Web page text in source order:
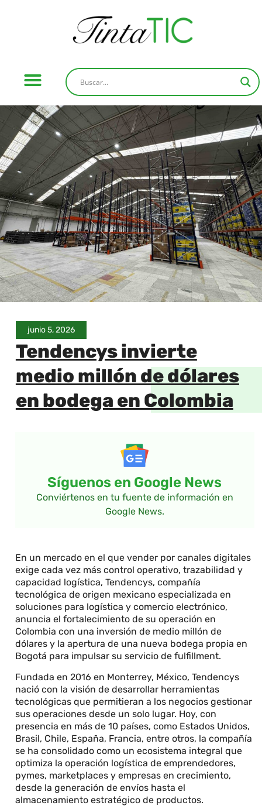
junio 5, 2026
Tendencys invierte
medio millón de dólares
en bodega en Colombia
Síguenos en Google News
Conviértenos en tu fuente de información en
Google News.
En un mercado en el que vender por canales digitales
exige cada vez más control operativo, trazabilidad y
capacidad logística, Tendencys, compañía
tecnológica de origen mexicano especializada en
soluciones para logística y comercio electrónico,
anuncia el fortalecimiento de su operación en
Colombia con una inversión de medio millón de
dólares y la apertura de una nueva bodega propia en
Bogotá para impulsar su servicio de fulfillment.
Fundada en 2016 en Monterrey, México, Tendencys
nació con la visión de desarrollar herramientas
tecnológicas que permitieran a los negocios gestionar
sus operaciones desde un solo lugar. Hoy, con
presencia en más de 10 países, como Estados Unidos,
Brasil, Chile, España, Francia, entre otros, la compañía
se ha consolidado como un ecosistema integral que
optimiza la operación logística de emprendedores,
pymes, marketplaces y empresas en crecimiento,
desde la generación de envíos hasta el
almacenamiento estratégico de productos.